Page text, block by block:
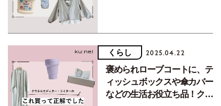
くらし 2025.04.22
褒められローブコートに、テ
ィッシュボックスや傘カバー
などの生活お役立ち品！クウ